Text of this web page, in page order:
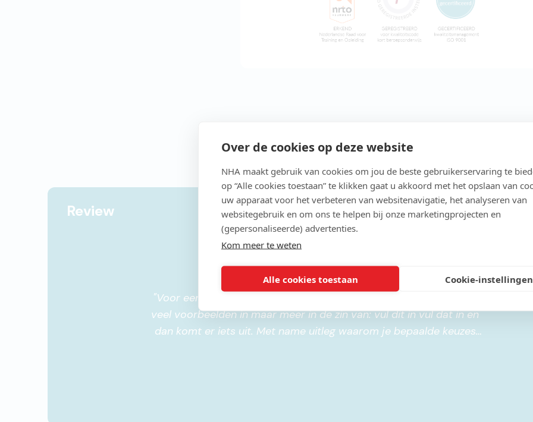
Over de cookies op deze website
NHA maakt gebruik van cookies om jou de beste gebruikerservaring te
op “Alle cookies toestaan” te klikken gaat u akkoord met het opslaan van
uw apparaat voor het verbeteren van websitenavigatie, het analyseren van
websitegebruik en om ons te helpen bij onze marketingprojecten en
(gepersonaliseerde) advertenties.
Kom meer te weten
Alle cookies toestaan Cookie-instellingen
Review
6/10
"Voor een beginner is het boek soms lastig te volgen. Er staan wel
veel voorbeelden in maar meer in de zin van: vul dit in vul dat in en
dan komt er iets uit. Met name uitleg waarom je bepaalde keuzes